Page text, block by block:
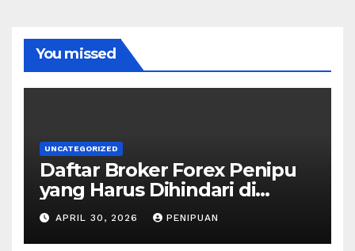
You missed
UNCATEGORIZED
Daftar Broker Forex Penipu
yang Harus Dihindari di
Indonesia 2026
APRIL 30, 2026 PENIPUAN